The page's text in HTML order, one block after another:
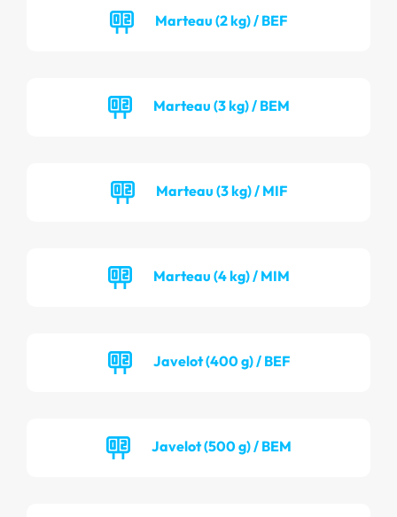
Marteau (2 kg) / BEF
Marteau (3 kg) / BEM
Marteau (3 kg) / MIF
Marteau (4 kg) / MIM
Javelot (400 g) / BEF
Javelot (500 g) / BEM